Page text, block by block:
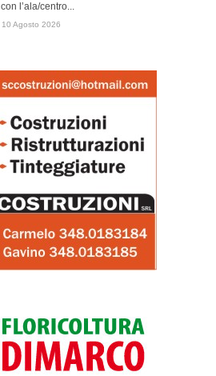
con l’ala/centro...
10 Agosto 2026